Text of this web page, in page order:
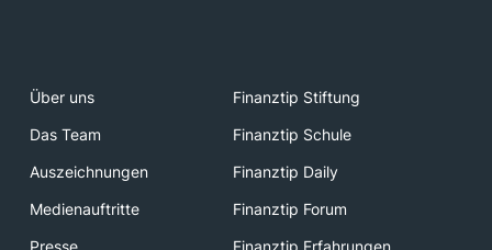
Über uns
Finanztip Stiftung
Das Team
Finanztip Schule
Auszeichnungen
Finanztip Daily
Medienauftritte
Finanztip Forum
Presse
Finanztip Erfahrungen